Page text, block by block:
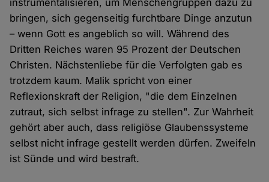
instrumentalisieren, um Menschengruppen dazu zu
bringen, sich gegenseitig furchtbare Dinge anzutun
– wenn Gott es angeblich so will. Während des
Dritten Reiches waren 95 Prozent der Deutschen
Christen. Nächstenliebe für die Verfolgten gab es
trotzdem kaum. Malik spricht von einer
Reflexionskraft der Religion, "die dem Einzelnen
zutraut, sich selbst infrage zu stellen". Zur Wahrheit
gehört aber auch, dass religiöse Glaubenssysteme
selbst nicht infrage gestellt werden dürfen. Zweifeln
ist Sünde und wird bestraft.